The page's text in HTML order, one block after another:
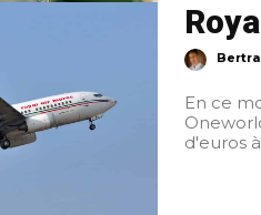
En ce
d'euros